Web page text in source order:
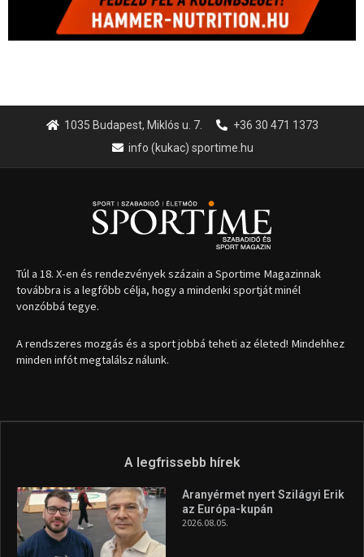
1035 Budapest, Miklós u. 7.
+36 30 471 1373
info (kukac) sportime.hu
Túl a 18. X-en és rendezvények százain a Sportime Magazinnak
továbbra is a legfőbb célja, hogy a mindenki sportját minél
vonzóbbá tegye.
A rendszeres mozgás és a sport jobbá teheti az életed! Mindehhez
minden infót megtalálsz nálunk.
A legfrissebb hírek
Aranyérmet nyert Szilágyi Erik
az Európa-kupán
2026.08.05.